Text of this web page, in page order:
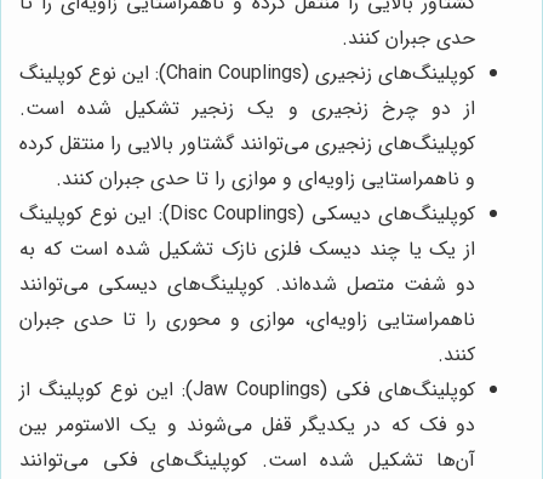
حدی جبران کنند.
کوپلینگ‌های زنجیری (Chain Couplings): این نوع کوپلینگ
از دو چرخ زنجیری و یک زنجیر تشکیل شده است.
کوپلینگ‌های زنجیری می‌توانند گشتاور بالایی را منتقل کرده
و ناهمراستایی زاویه‌ای و موازی را تا حدی جبران کنند.
کوپلینگ‌های دیسکی (Disc Couplings): این نوع کوپلینگ
از یک یا چند دیسک فلزی نازک تشکیل شده است که به
دو شفت متصل شده‌اند. کوپلینگ‌های دیسکی می‌توانند
ناهمراستایی زاویه‌ای، موازی و محوری را تا حدی جبران
کنند.
کوپلینگ‌های فکی (Jaw Couplings): این نوع کوپلینگ از
دو فک که در یکدیگر قفل می‌شوند و یک الاستومر بین
آن‌ها تشکیل شده است. کوپلینگ‌های فکی می‌توانند